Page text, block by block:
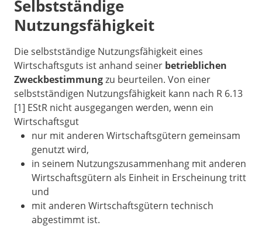
Selbstständige
Nutzungsfähigkeit
Die selbstständige Nutzungsfähigkeit eines
Wirtschaftsguts ist anhand seiner betrieblichen
Zweckbestimmungzu beurteilen. Von einer
selbstständigen Nutzungsfähigkeit kann nach R 6.13
[1] EStR nicht ausgegangen werden, wenn ein
Wirtschaftsgut
nur mit anderen Wirtschaftsgütern gemeinsam
genutzt wird,
in seinem Nutzungszusammenhang mit anderen
Wirtschaftsgütern als Einheit in Erscheinung tritt
und
mit anderen Wirtschaftsgütern technisch
abgestimmt ist.